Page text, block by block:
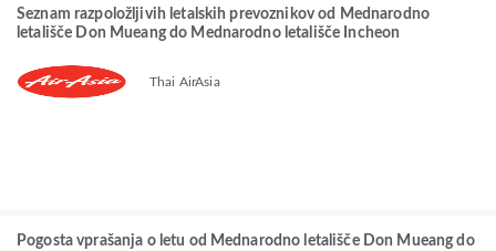
Seznam razpoložljivih letalskih prevoznikov od Mednarodno
letališče Don Mueang do Mednarodno letališče Incheon
Thai AirAsia
Pogosta vprašanja o letu od Mednarodno letališče Don Mueang do